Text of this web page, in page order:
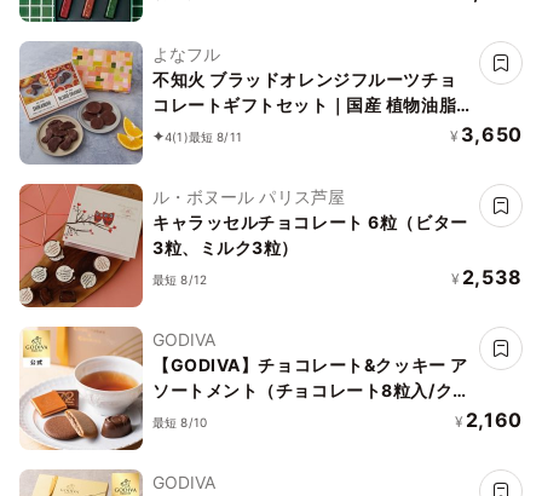
よなフル
不知火 ブラッドオレンジフルーツチョ
コレートギフトセット｜国産 植物油脂
不使用カカオ60％ダークチョコレート
4(1)最短 8/11 ¥ 3,650
ル・ボヌール パリス芦屋
キャラッセルチョコレート 6粒（ビター
3粒、ミルク3粒）
最短 8/12 ¥ 2,538
GODIVA
【GODIVA】チョコレート&クッキー ア
ソートメント（チョコレート8粒入/クッ
キー4枚入）お中元2026
最短 8/10 ¥ 2,160
GODIVA